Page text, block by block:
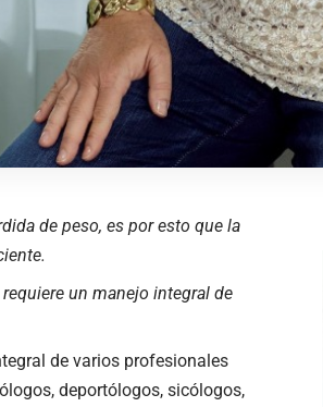
de peso, es por esto que la
un manejo integral de
de varios profesionales
deportólogos, sicólogos,